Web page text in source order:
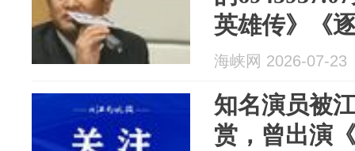
英雄传》《
光灿烂猪八
海峡网 2026-07-23
知名演员被
赏，曾出演